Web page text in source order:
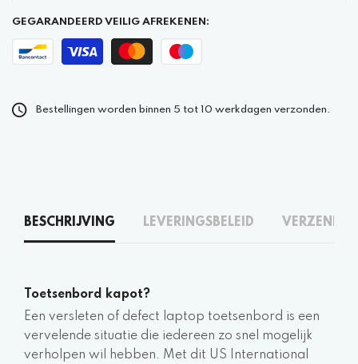
GEGARANDEERD VEILIG AFREKENEN:
Bestellingen worden binnen 5 tot 10 werkdagen verzonden.
BESCHRIJVING LEVERINGSBELEID
Toetsenbord kapot?
Een versleten of defect laptop toetsenbord is een
vervelende situatie die iedereen zo snel mogelijk
verholpen wil hebben. Met dit US International